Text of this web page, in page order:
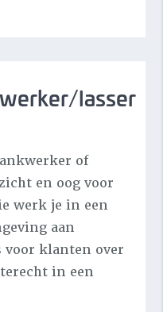
lasser
of
en oog voor
werk je in een
aan
voor klanten over
in een